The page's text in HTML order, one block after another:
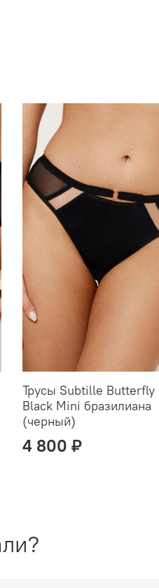
Трусы Subtille Butterfly
Black Mini бразилиана
(черный)
4 800 ₽